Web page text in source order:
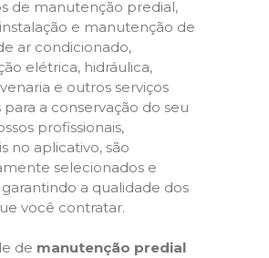
de manutenção predial,
e manutenção de
ar condicionado,
elétrica, hidráulica,
e outros serviços
para a conservação do seu
profissionais,
no aplicativo, são
selecionados e
garantindo a qualidade dos
você contratar.
de manutenção predial